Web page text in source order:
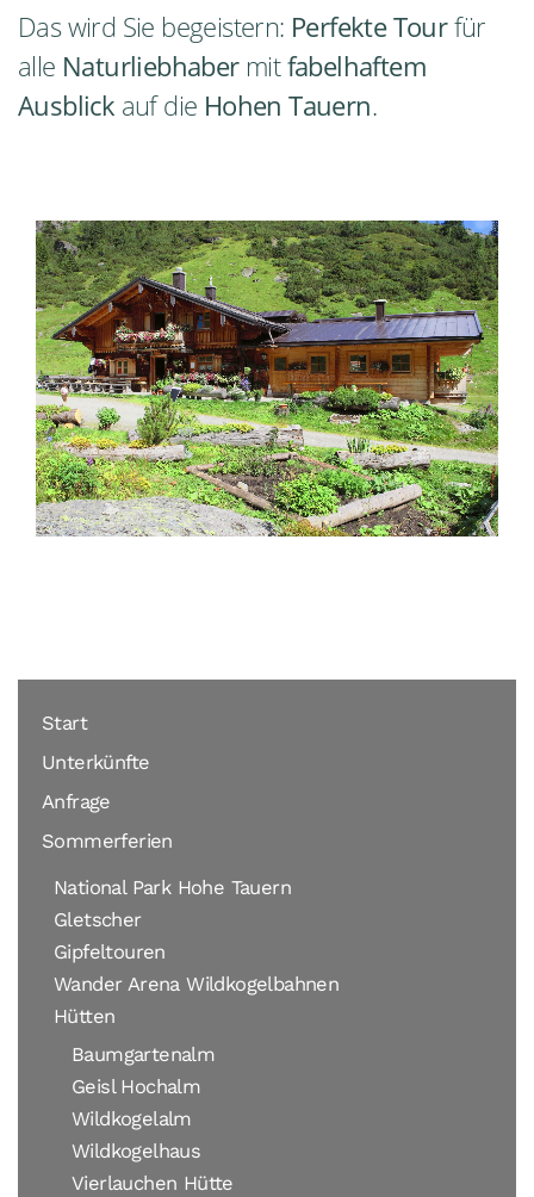
Das wird Sie begeistern: Perfekte Tourfür
alle Naturliebhabermitfabelhaftem
Ausblick auf die Hohen Tauern.
Start
Unterkünfte
Anfrage
Sommerferien
National Park Hohe Tauern
Gletscher
Gipfeltouren
Wander Arena Wildkogelbahnen
Hütten
Baumgartenalm
Geisl Hochalm
Wildkogelalm
Wildkogelhaus
Vierlauchen Hütte